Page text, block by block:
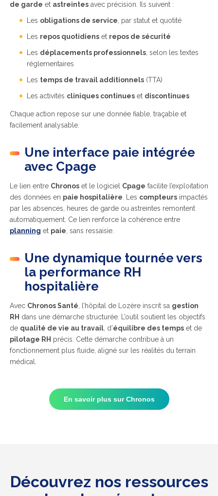
de garde et astreintes avec précision. Ils suivent :
Les obligations de service , par statut et quotité
Les repos quotidiens et repos de sécurité
Les déplacements professionnels , selon les textes
réglementaires
Les temps de travail additionnels (TTA)
Les activités cliniques continues et discontinues
Chaque action repose sur une donnée fiable, traçable et
facilement analysable.
Une interface paie intégrée
avec Cpage
Le lien entre Chronos et le logiciel Cpage facilite l’exploitation
des données en paie hospitalière . Les compteurs impactés
par les absences, heures de garde ou astreintes remontent
automatiquement. Ce lien renforce la cohérence entre
planning et paie , sans ressaisie.
Une dynamique tournée vers
la performance RH
hospitalière
Avec Chronos Santé , l’hôpital de Lozère inscrit sa gestion
RH dans une démarche structurée. L’outil soutient les objectifs
de qualité de vie au travail , d’équilibre des temps et de
pilotage RH précis. Cette démarche contribue à un
fonctionnement plus fluide, aligné sur les réalités du terrain
médical.
En savoir plus sur Chronos
Découvrez nos ressources